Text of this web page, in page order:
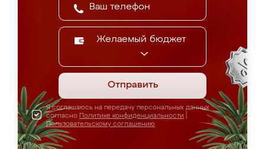
Желаемый бюджет
Отправить
Я соглашаюсь на передачу персональных данных
согласно Политике конфиденциальности
Пользовательскому соглашению